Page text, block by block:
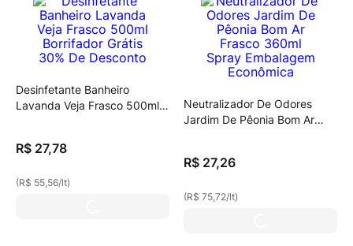
Desinfetante Banheiro
Lavanda Veja Frasco 500ml
R$ 27,78
(R$ 55,56/lt)
Neutralizador De Odores
Jardim De Pêonia Bom Ar
R$ 27,26
(R$ 75,72/lt)